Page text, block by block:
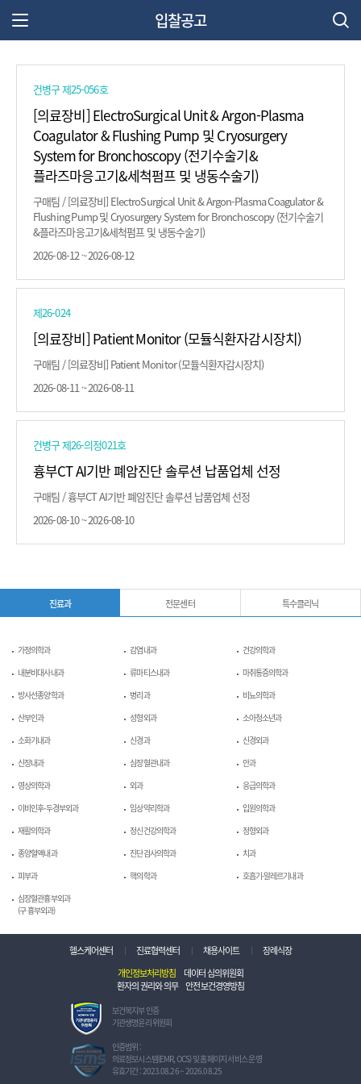
입찰공고
건병구 제25-056호
[의료장비] ElectroSurgical Unit & Argon-Plasma
Coagulator & Flushing Pump 및 Cryosurgery
System for Bronchoscopy (전기수술기&
플라즈마응고기&세척펌프 및 냉동수술기)
구매팀 / [의료장비] ElectroSurgical Unit & Argon-Plasma Coagulator &
Flushing Pump 및 Cryosurgery System for Bronchoscopy (전기수술기
&플라즈마응고기&세척펌프 및 냉동수술기)
2026-08-12 ~ 2026-08-12
제26-024
[의료장비] Patient Monitor (모듈식환자감시장치)
구매팀 / [의료장비] Patient Monitor (모듈식환자감시장치)
2026-08-11 ~ 2026-08-11
건병구 제26-의정021호
흉부CT AI기반 폐암진단 솔루션 납품업체 선정
구매팀 / 흉부CT AI기반 폐암진단 솔루션 납품업체 선정
2026-08-10 ~ 2026-08-10
진료과 전문센터 특수클리닉
가정의학과 감염내과
건강의학과
내분비대사내과
류마티스내과
마취통증의학과
방사선종양학과
병리과
비뇨의학과
산부인과
성형외과
소아청소년과
소화기내과
신경과
신경외과
신장내과
심장혈관내과
안과
영상의학과
외과
응급의학과
이비인후-두경부외과
임상약리학과
입원의학과
재활의학과
정신건강의학과
정형외과
종양혈액내과
진단검사의학과
치과
피부과
핵의학과
호흡기-알레르기내과
심장혈관흉부외과
(구 흉부외과)
헬스케어센터 진료협력센터 채용사이트
장례식장
개인정보처리방침
데이터 심의위원회
환자의 권리와 의무
안전보건경영방침
보
건
복
지
부
인
보건복지부 인증
기관생명윤리 위원회
정
보
보
인증범위 :
의료정보시스템(EMR, OCS) 및 홈페이지 서비스 운영
유효기간 : 2023.08.26 ~ 2026.08.25